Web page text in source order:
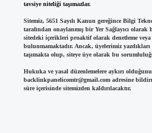
tavsiye niteliği taşımazlar.
Sitemiz, 5651 Sayılı Kanun gereğince Bilgi
tarafından onaylanmış bir Yer Sağlayıcı olarak
sitedeki içerikleri proaktif olarak denetleme
bulunmamaktadır. Ancak, üyelerimiz
taşımakta olup, siteye üye olarak bu
Hukuka ve yasal düzenlemelere aykırı
backlinkpanelicomtr@gmail.comadresine
süre içerisinde sitemizden kaldırılacaktır.